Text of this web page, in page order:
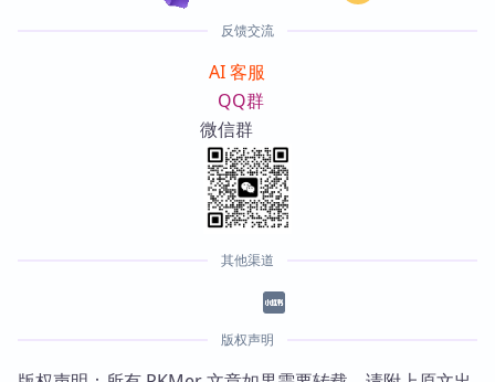
反馈交流
AI 客服
QQ群
微信群
其他渠道
版权声明